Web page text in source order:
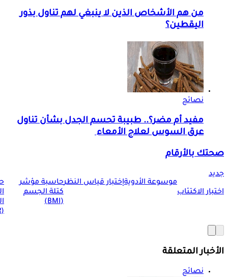
من هم الأشخاص الذين لا ينبغي لهم تناول بذور
اليقطين؟
نصائح
مفيد أم مضر؟.. طبيبة تحسم الجدل بشأن تناول
عرق السوس لعلاج الأمعاء
صحتك بالأرقام
جديد
اختبار الاكتئاب
موسوعة الأدويةإختبار قياس النظرحاسبة مؤشر
كتلة الجسم
(BMI)
(BMR)
الأخبار المتعلقة
نصائح